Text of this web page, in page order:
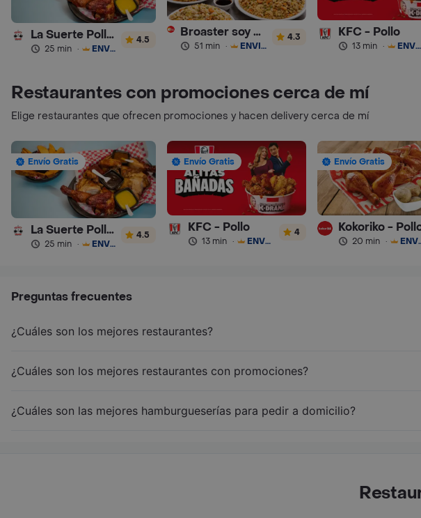
La Suerte Pollo Artesanal
25 min · ENVÍO GRATIS
4.5
Broaster soy Sabor Pollo Asado y Comida China
51 min · ENVÍO GRATIS
4.3 KFC - Pollo
13 min · ENVÍO GRATIS
Restaurantes con promociones cerca de mí
Elige restaurantes que ofrecen promociones y hacen delivery cerca de mí
Envío Gratis
La Suerte Pollo Artesanal
25 min · ENVÍO GRATIS
4.5
Envío Gratis
KFC - Pollo
13 min · ENVÍO GRATIS
4
Envío Gratis
Kokoriko -
20 min ·
Preguntas frecuentes
¿Cuáles son los mejores restaurantes?
¿Cuáles son los mejores restaurantes con promociones?
¿Cuáles son las mejores hamburgueserías para pedir a domicilio?